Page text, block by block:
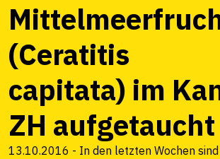
(Ceratitis
capitata) im
ZH aufgetaucht
13.10.2016 - In den letzten Wochen